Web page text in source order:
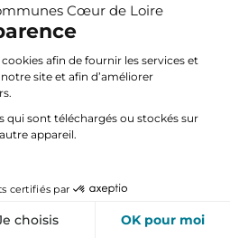
8h30 à 12h et de 13h30 à 17h30
à 12h
contacter
Plan du site– Accessibilité
Cœur de Loire
afin de fournir les services et
site et afin d’améliorer
qui sont téléchargés ou stockés sur
appareil.
certifiés par
choisis OK pour moi